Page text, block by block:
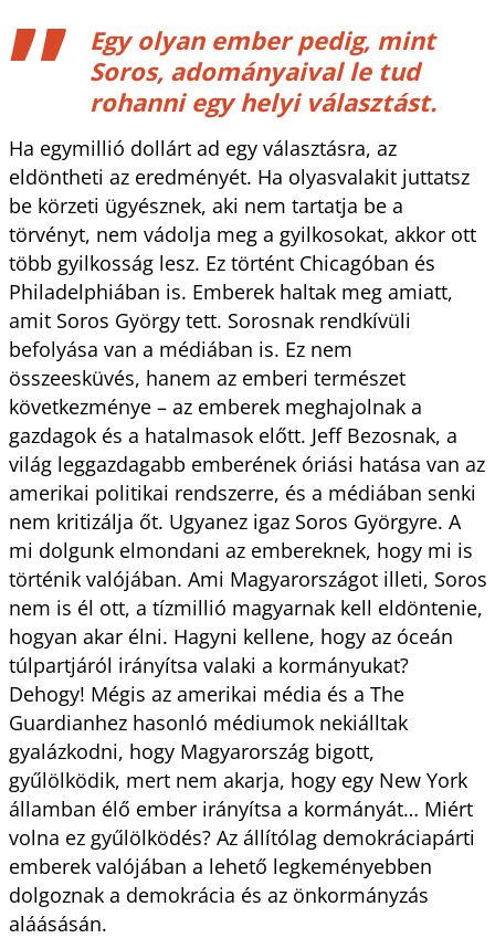
Egy olyan ember pedig, mint
Soros, adományaival le tud
rohanni egy helyi választást.
Ha egymillió dollárt ad egy választásra, az
eldöntheti az eredményét. Ha olyasvalakit juttatsz
be körzeti ügyésznek, aki nem tartatja be a
törvényt, nem vádolja meg a gyilkosokat, akkor ott
több gyilkosság lesz. Ez történt Chicagóban és
Philadelphiában is. Emberek haltak meg amiatt,
amit Soros György tett. Sorosnak rendkívüli
befolyása van a médiában is. Ez nem
összeesküvés, hanem az emberi természet
következménye – az emberek meghajolnak a
gazdagok és a hatalmasok előtt. Jeff Bezosnak, a
világ leggazdagabb emberének óriási hatása van az
amerikai politikai rendszerre, és a médiában senki
nem kritizálja őt. Ugyanez igaz Soros Györgyre. A
mi dolgunk elmondani az embereknek, hogy mi is
történik valójában. Ami Magyarországot illeti, Soros
nem is él ott, a tízmillió magyarnak kell eldöntenie,
hogyan akar élni. Hagyni kellene, hogy az óceán
túlpartjáról irányítsa valaki a kormányukat?
Dehogy! Mégis az amerikai média és a The
Guardianhez hasonló médiumok nekiálltak
gyalázkodni, hogy Magyarország bigott,
gyűlölködik, mert nem akarja, hogy egy New York
államban élő ember irányítsa a kormányát… Miért
volna ez gyűlölködés? Az állítólag demokráciapárti
emberek valójában a lehető legkeményebben
dolgoznak a demokrácia és az önkormányzás
aláásásán.